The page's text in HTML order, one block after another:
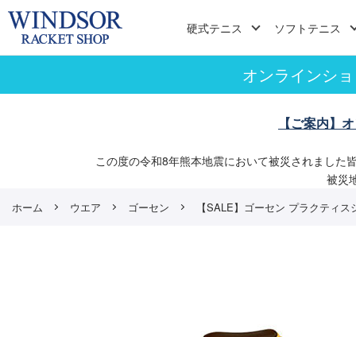
硬式テニス ソフトテニス
オンラインシ
【ご案内】
この度の令和8年熊本地震において被災されました
被災
ホーム ウエア ゴーセン 【SALE】ゴーセン プラクティ